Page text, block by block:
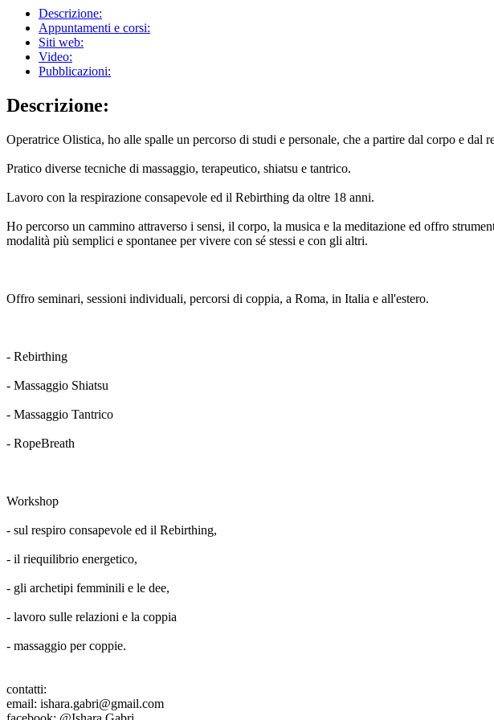
Descrizione:
Appuntamenti e corsi:
Siti web:
Video:
Pubblicazioni:
Descrizione:
Operatrice Olistica, ho alle spalle un percorso di studi e personale, che a partire dal corpo e
Pratico diverse tecniche di massaggio, terapeutico, shiatsu e tantrico.
Lavoro con la respirazione consapevole ed il Rebirthing da oltre 18 anni.
Ho percorso un cammino attraverso i sensi, il corpo, la musica e la meditazione ed offro
modalità più semplici e spontanee per vivere con sé stessi e con gli altri.
Offro seminari, sessioni individuali, percorsi di coppia, a Roma, in Italia e all'estero.
- Rebirthing
- Massaggio Shiatsu
- Massaggio Tantrico
- RopeBreath
Workshop
- sul respiro consapevole ed il Rebirthing,
- il riequilibrio energetico,
- gli archetipi femminili e le dee,
- lavoro sulle relazioni e la coppia
- massaggio per coppie.
contatti:
email: ishara.gabri@gmail.com